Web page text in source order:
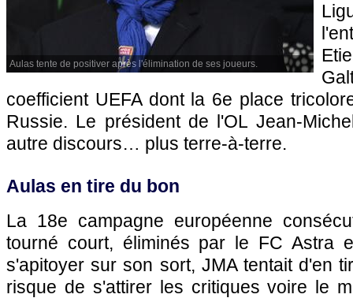
Aulas tente de positiver après l'élimination de ses joueurs.
coefficient UEFA dont la 6e place
Russie. Le président de l'OL Jean-
autre discours… plus terre-à-terre.
Aulas en tire du bon
La 18e campagne européenne
tourné court, éliminés par le FC Astra
s'apitoyer sur son sort, JMA tentait d'en
risque de s'attirer les critiques voire le